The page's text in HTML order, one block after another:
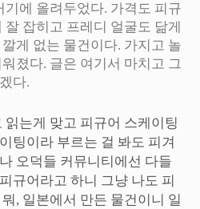
기에 올려두었다. 가격도 피규
잡히고 프레디 얼굴도 닮게
게 없는 물건이다. 가지고 놀
졌다. 글은 여기서 마치고 그
다.
읽는게 맞고 피규어 스케이팅
팅이라 부르는 걸 봐도 피겨
오덕들 커뮤니티에선 다들
규어라고 하니 그냥 나도 피
, 일본에서 만든 물건이니 일